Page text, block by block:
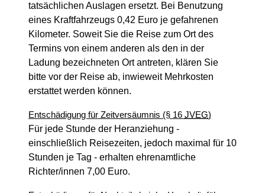
tatsächlichen Auslagen ersetzt. Bei Benutzung
eines Kraftfahrzeugs 0,42 Euro je gefahrenen
Kilometer. Soweit Sie die Reise zum Ort des
Termins von einem anderen als den in der
Ladung bezeichneten Ort antreten, klären Sie
bitte vor der Reise ab, inwieweit Mehrkosten
erstattet werden können.
Entschädigung für Zeitversäumnis (§ 16 JVEG)
Für jede Stunde der Heranziehung -
einschließlich Reisezeiten, jedoch maximal für 10
Stunden je Tag - erhalten ehrenamtliche
Richter/innen 7,00 Euro.